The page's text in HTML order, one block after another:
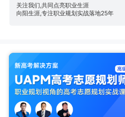
关注我们,共同点亮职业生涯
向阳生涯,专注职业规划实战落地25年